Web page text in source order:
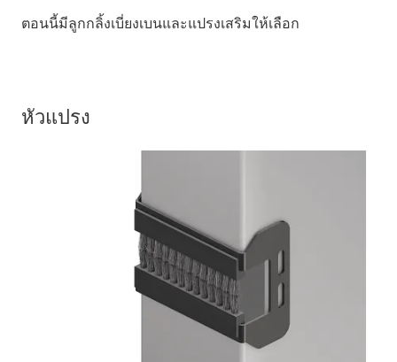
ตอนนี้มีลูกกลิ้งเบี่ยงเบนและแปรงเสริมให้เลือก
หัวแปรง